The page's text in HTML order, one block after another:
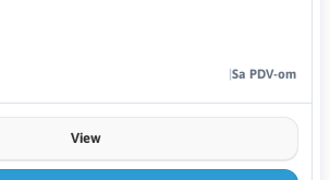
Sa PDV-om
View